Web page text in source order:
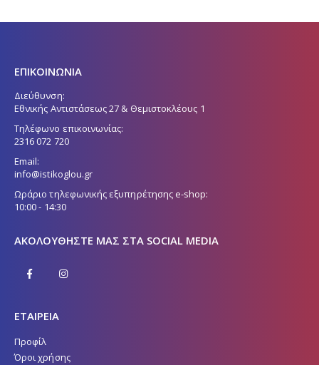
ΕΠΙΚΟΙΝΩΝΙΑ
Διεύθυνση:
Εθνικής Αντιστάσεως 27 & Θεμιστοκλέους 1
Τηλέφωνο επικοινωνίας:
2316 072 720
Email:
info@istikoglou.gr
Ωράριο τηλεφωνικής εξυπηρέτησης e-shop:
10:00 - 14:30
ΑΚΟΛΟΥΘΉΣΤΕ ΜΑΣ ΣΤΑ SOCIAL MEDIA
ΕΤΑΙΡΕΙΑ
Προφίλ
Όροι χρήσης